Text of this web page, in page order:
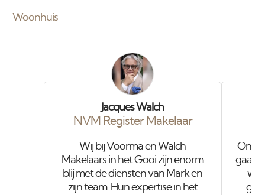
Woonhuis
Jacques Walch
NVM Register Makelaar
Wij bij Voorma en Walch
Makelaars in het Gooi zijn enorm
blij met de diensten van Mark en
zijn team. Hun expertise in het
Onze
gaat